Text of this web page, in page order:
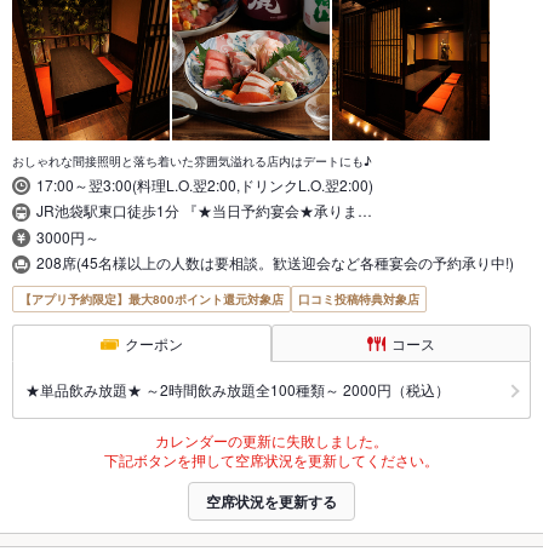
おしゃれな間接照明と落ち着いた雰囲気溢れる店内はデートにも♪
17:00～翌3:00(料理L.O.翌2:00,ドリンクL.O.翌2:00)
JR池袋駅東口徒歩1分 『★当日予約宴会★承りま…
3000円～
208席(45名様以上の人数は要相談。歓送迎会など各種宴会の予約承り中!)
【アプリ予約限定】最大800ポイント還元対象店 口コミ投稿特典対象店
クーポン コース
★単品飲み放題★ ～2時間飲み放題全100種類～ 2000円（税込）
カレンダーの更新に失敗しました。
下記ボタンを押して空席状況を更新してください。
空席状況を更新する